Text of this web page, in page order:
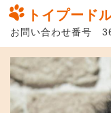
トイプード
お問い合わせ番号